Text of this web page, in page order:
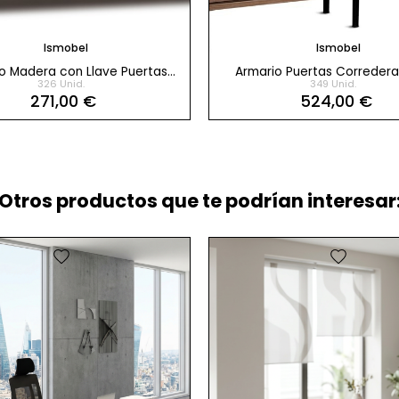
Ismobel
Madera con Llave Puertas
Abatibles de Ismobel
326 Unid.
271,00 €
Ismobel
Armario Puertas
Despachos 140x165 cm
Ismobel
349 Unid.
524,00 €
Otros productos que te podrían
favorite favorite